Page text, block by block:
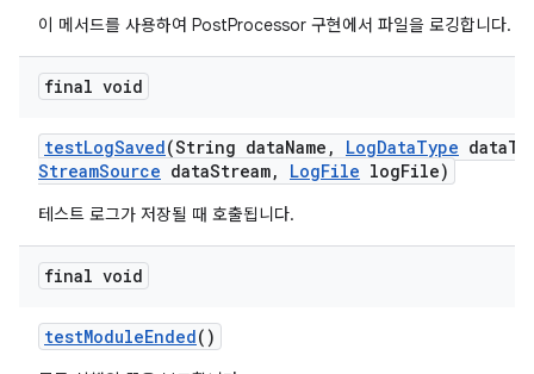
이 메서드를 사용하여 PostProcessor 구현에서 파일을 로깅합니다.
final void
testLogSaved(String dataName , LogDataType data
StreamSource dataStream, LogFile logFile)
테스트 로그가 저장될 때 호출됩니다.
final void
testModuleEnded()